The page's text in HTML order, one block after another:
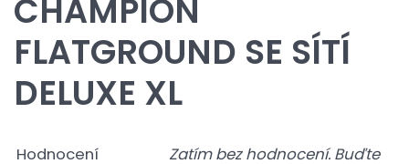
CHAMPION
FLATGROUND SE SÍTÍ
DELUXE XL
Hodnocení
Zatím bez hodnocení. Buďte